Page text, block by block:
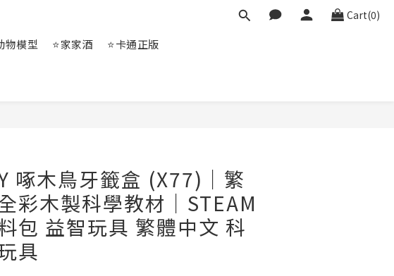
Cart(0)
物模型 ⭐家家酒
⭐卡通正版
啄木鳥牙籤盒 (X77)｜繁
彩木製科學教材｜STEAM
包 益智玩具 繁體中文 科
具